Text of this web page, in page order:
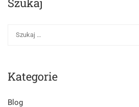
Kategorie
Blog